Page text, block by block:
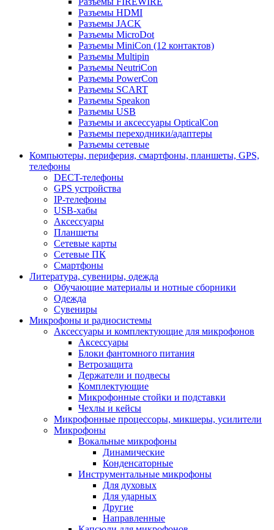
Разъемы HDMI
Разъемы JACK
Разъемы MicroDot
Разъемы MiniCon (12 контактов)
Разъемы Multipin
Разъемы NeutriCon
Разъемы PowerCon
Разъемы SCART
Разъемы Speakon
Разъемы USB
Разъемы и аксессуары OpticalCon
Разъемы переходники/адаптеры
Разъемы сетевые
Компьютеры, периферия, смартфоны, планшеты, GPS,
телефоны
DECT-телефоны
GPS устройства
IP-телефоны
USB-хабы
Аксессуары
Планшеты
Сетевые карты
Сетевые ПК
Смартфоны
Литература, сувениры, одежда
Обучающие материалы и нотные сборники
Одежда
Сувениры
Микрофоны и радиосистемы
Аксессуары и комплектующие для микрофонов
Аксессуары
Блоки фантомного питания
Ветрозащита
Держатели и подвесы
Комплектующие
Микрофонные стойки и подставки
Чехлы и кейсы
Микрофонные процессоры, микшеры, усилители
Микрофоны
Вокальные микрофоны
Динамические
Конденсаторные
Инструментальные микрофоны
Для духовых
Для ударных
Другие
Направленные